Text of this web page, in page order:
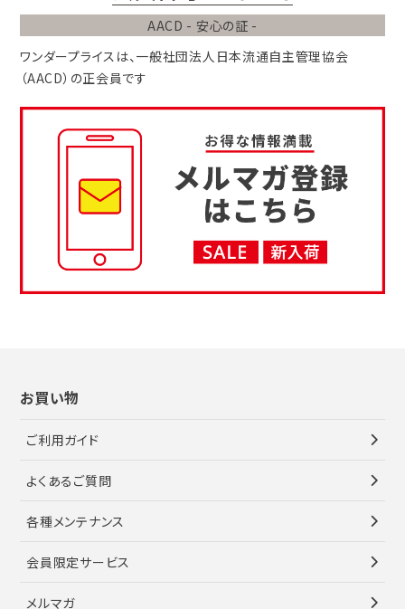
AACD - 安心の証 -
ワンダープライスは、一般社団法人 日本流通自主管理協会
（AACD） の正会員です
お買い物
ご利用ガイド
よくあるご質問
各種メンテナンス
会員限定サービス
メルマガ